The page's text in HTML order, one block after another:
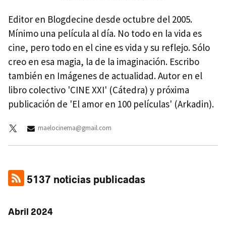
Editor en Blogdecine desde octubre del 2005.
Mínimo una película al día. No todo en la vida es
cine, pero todo en el cine es vida y su reflejo. Sólo
creo en esa magia, la de la imaginación. Escribo
también en Imágenes de actualidad. Autor en el
libro colectivo 'CINE XXI' (Cátedra) y próxima
publicación de 'El amor en 100 películas' (Arkadin).
maelocinema@gmail.com
5137 noticias publicadas
Abril 2024